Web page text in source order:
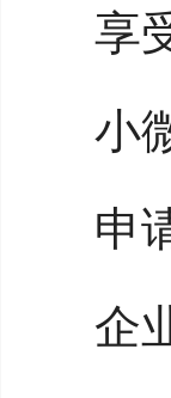
享
小
申
企